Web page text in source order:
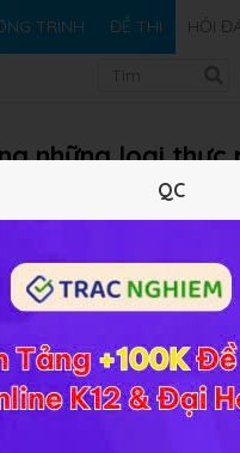
TRÌNH ĐỀ THI HỎI
những loại thực
thực phẩm nào?
QC